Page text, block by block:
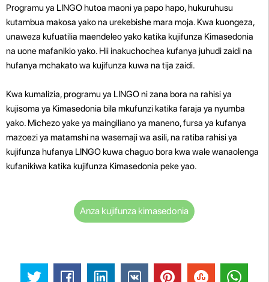
Programu ya LINGO hutoa maoni ya papo hapo, hukuruhusu
kutambua makosa yako na urekebishe mara moja. Kwa kuongeza,
unaweza kufuatilia maendeleo yako katika kujifunza Kimasedonia
na uone mafanikio yako. Hii inakuchochea kufanya juhudi zaidi na
hufanya mchakato wa kujifunza kuwa na tija zaidi.
Kwa kumalizia, programu ya LINGO ni zana bora na rahisi ya
kujisoma ya Kimasedonia bila mkufunzi katika faraja ya nyumba
yako. Michezo yake ya maingiliano ya maneno, fursa ya kufanya
mazoezi ya matamshi na wasemaji wa asili, na ratiba rahisi ya
kujifunza hufanya LINGO kuwa chaguo bora kwa wale wanaolenga
kufanikiwa katika kujifunza Kimasedonia peke yao.
Anza kujifunza kimasedonia